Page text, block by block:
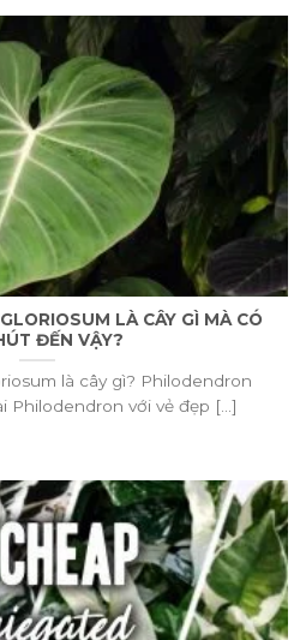
LÀ CÂY GÌ MÀ CÓ
ĐẾN VẬY?
là cây gì? Philodendron
Philodendron với vẻ đẹp [...]